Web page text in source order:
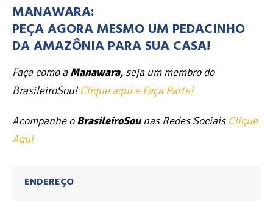
MANAWARA:
PEÇA AGORA MESMO UM PEDACINHO
DA AMAZÔNIA PARA SUA CASA!
Faça como aManawara, seja um membro do
BrasileiroSou!Clique aqui e Faça Parte!
Acompanhe oBrasileiroSounas Redes Sociais Clique
Aqui
ENDEREÇO